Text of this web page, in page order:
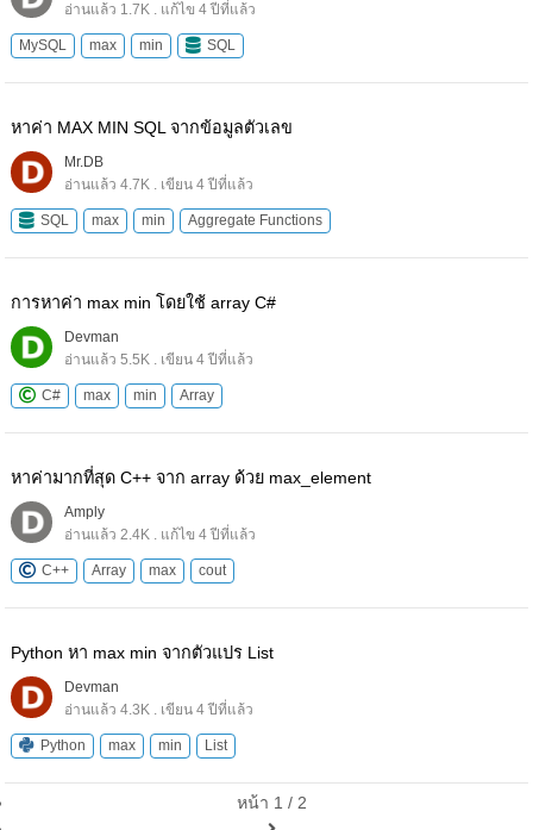
อ่านแล้ว 1.7K . แก้ไข 4 ปีที่แล้ว
MySQL max min SQL
หาค่า MAX MIN SQL จากข้อมูลตัวเลข
Mr.DB
อ่านแล้ว 4.7K . เขียน 4 ปีที่แล้ว
SQL max min Aggregate Functions
การหาค่า max min โดยใช้ array C#
Devman
อ่านแล้ว 5.5K . เขียน 4 ปีที่แล้ว
C# max min Array
หาค่ามากที่สุด C++ จาก array ด้วย max_element
Amply
อ่านแล้ว 2.4K . แก้ไข 4 ปีที่แล้ว
C++ Array max cout
Python หา max min จากตัวแปร List
Devman
อ่านแล้ว 4.3K . เขียน 4 ปีที่แล้ว
Python max min List
หน้า 1 / 2